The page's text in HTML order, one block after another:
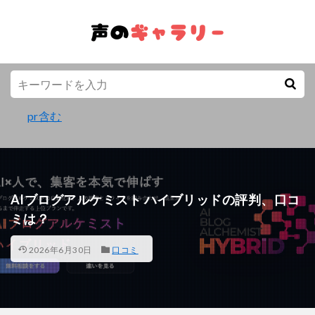
pr含む
AIブログアルケミスト ハイブリッドの評判、口コ
ミは？
2026年6月30日 口コミ